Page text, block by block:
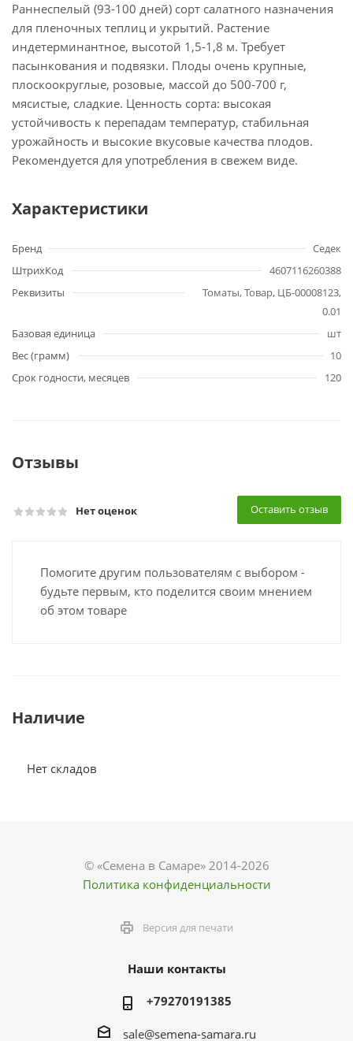
Раннеспелый (93-100 дней) сорт салатного назначения
для пленочных теплиц и укрытий. Растение
индетерминантное, высотой 1,5-1,8 м. Требует
пасынкования и подвязки. Плоды очень крупные,
плоскоокруглые, розовые, массой до 500-700 г,
мясистые, сладкие. Ценность сорта: высокая
устойчивость к перепадам температур, стабильная
урожайность и высокие вкусовые качества плодов.
Рекомендуется для употребления в свежем виде.
Характеристики
Бренд
Седек
ШтрихКод
4607116260388
Реквизиты
Томаты, Товар, ЦБ-00008123,
0.01
Базовая единица
шт
Вес (грамм)
10
Срок годности, месяцев
120
Отзывы
Нет оценок Оставить отзыв
Помогите другим пользователям с выбором -
будьте первым, кто поделится своим мнением
об этом товаре
Наличие
Нет складов
© «Семена в Самаре» 2014-2026
Политика конфиденциальности
Версия для печати
Наши контакты
+79270191385
sale@semena-samara.ru